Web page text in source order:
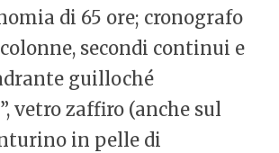
di 65 ore; cronografo
secondi continui e
guilloché
vetro zaffiro (anche sul
in pelle di